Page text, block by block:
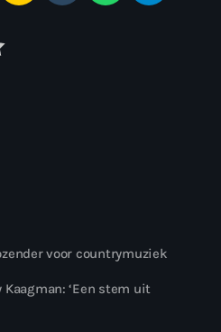
voor countrymuziek
‘Een stem uit